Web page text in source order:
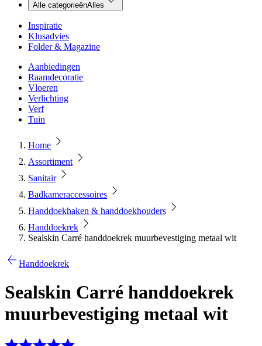
Alle categorieënAlles
Inspiratie
Klusadvies
Folder & Magazine
Aanbiedingen
Raamdecoratie
Vloeren
Verlichting
Verf
Tuin
Home
Assortiment
Sanitair
Badkameraccessoires
Handdoekhaken & handdoekhouders
Handdoekrek
Sealskin Carré handdoekrek muurbevestiging metaal wit
Handdoekrek
Sealskin Carré handdoekrek
muurbevestiging metaal wit